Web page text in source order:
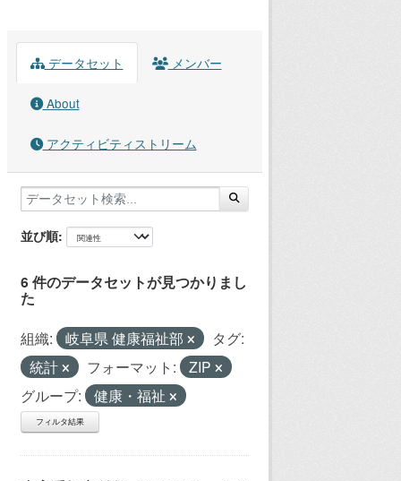
データセット メンバー
About
アクティビティストリーム
並び順
6 件のデータセットが見つかりまし
た
組織: 岐阜県 健康福祉部
タグ:
統計
フォーマット:
ZIP
グループ:
健康・福祉
フィルタ結果